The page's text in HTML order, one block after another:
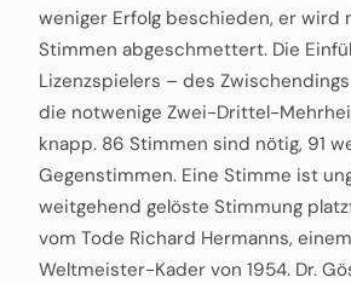
weniger Erfolg beschieden, er wird
Stimmen abgeschmettert. Die
Lizenzspielers – des
die notwenige Zwei-Drittel-
knapp. 86 Stimmen sind nötig, 91
Gegenstimmen. Eine Stimme ist
weitgehend gelöste Stimmung
vom Tode Richard Hermanns,
Weltmeister-Kader von 1954. Dr.